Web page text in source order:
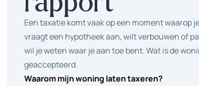
Een taxatie komt vaak op een moment waarop
vraagt een hypotheek aan, wilt verbouwen of
wil je weten waar je aan toe bent. Wat is de
geaccepteerd.
Waarom mijn woning laten taxeren?